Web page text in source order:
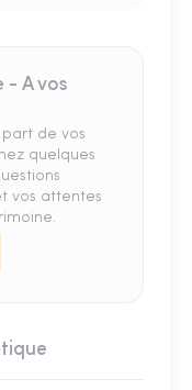
- A vos
de vos
quelques
vos attentes